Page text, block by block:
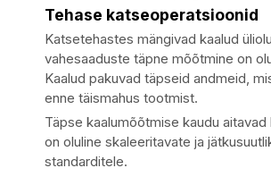
Tehase katseoperatsioonid
Katsetehastes mängivad kaalud
vahesaaduste täpne mõõtmine on
Kaalud pakuvad täpseid andmeid,
enne täismahus tootmist.
Täpse kaalumõõtmise kaudu
on oluline skaleeritavate ja
standarditele.